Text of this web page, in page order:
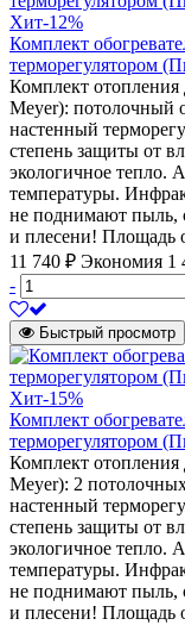
Хит-12%
Комплект
терморегулятором
Комплект
Meyer): потолочный
настенный
степень защиты от
экологичное тепло.
температуры.
не поднимают пыль,
и плесени! Площадь
11 740 ₽ Экономия 1
-
Быстрый просмотр
Хит-15%
Комплект
терморегулятором
Комплект
Meyer): 2
настенный
степень защиты от
экологичное тепло.
температуры.
не поднимают пыль,
и плесени! Площадь